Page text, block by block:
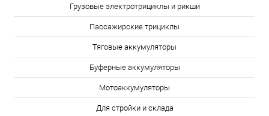
Грузовые электротрициклы и рикши
Пассажирские трициклы
Тяговые аккумуляторы
Буферные аккумуляторы
Мотоаккумуляторы
Для стройки и склада